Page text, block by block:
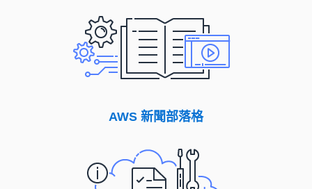
AWS 新聞部落格